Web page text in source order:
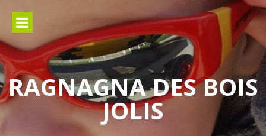
contenu
RAGNAGNA DES BOIS
JOLIS